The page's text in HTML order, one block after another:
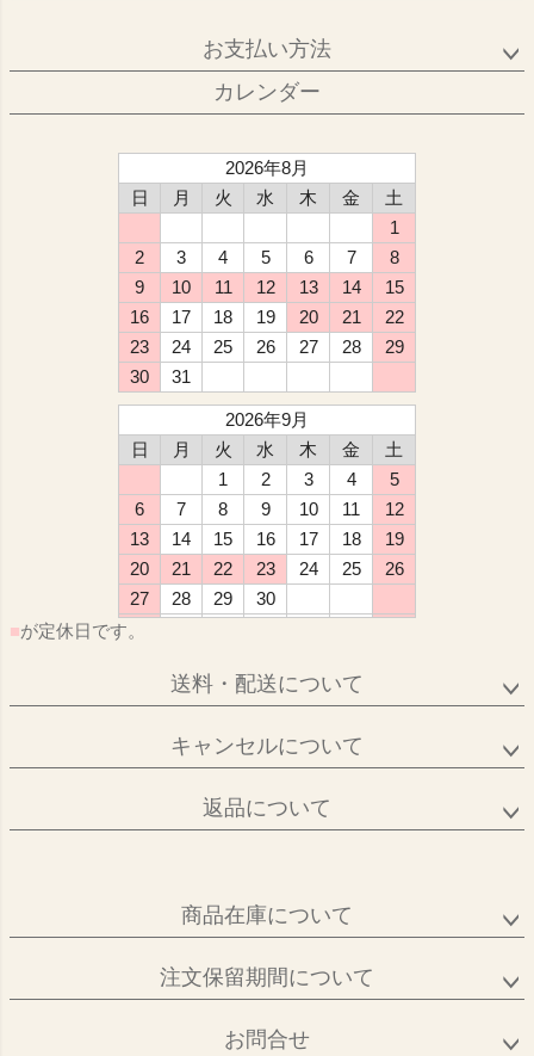
お支払い方法
カレンダー
2026年8月
日
月 火 水 木 金
土
1
2
3 4 5 6 7
8
9
10 11 12 13 14
15
16
17 18 19 20 21
22
23
24 25 26 27 28
29
30
31
2026年9月
日
月 火 水 木 金
土
1
2 3 4
5
6
7 8 9 10 11
12
13
14 15 16 17 18
19
20
21 22 23 24 25
26
27
28 29
30
■が定休日です。
送料・配送について
キャンセルについて
返品について
商品在庫について
注文保留期間について
お問合せ